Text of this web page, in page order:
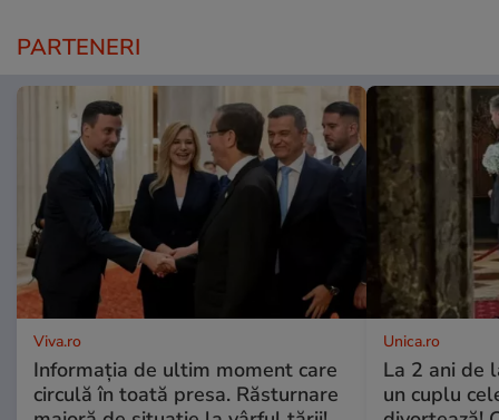
PARTENERI
Viva.ro
Informația de ultim moment care
circulă în toată presa. Răsturnare
Unica.ro
La 2 ani de
un cuplu